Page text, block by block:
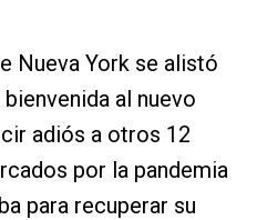
Nueva York se alistó
bienvenida al nuevo
adiós a otros 12
por la pandemia
para recuperar su